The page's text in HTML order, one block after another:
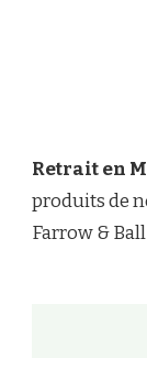
Retrait en
produits de
Farrow &